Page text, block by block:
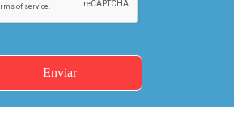
Enviar